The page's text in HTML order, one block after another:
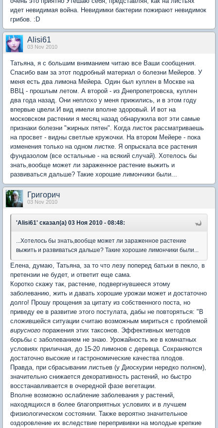
идет невидимая война. Невидимки бактерии пожирают невидимок
грибов. :D
Alisi61
03 Nov 2010
Татьяна, я с большим вниманием читаю все Ваши сообщения.
Спасибо вам за этот подробный материал о болезни Мейеров. У
меня есть два лимона Мейера. Один был куплен в Москве на
ВВЦ - прошлым летом. А второй - из Днепропетровска, куплен
два года назад. Они неплохо у меня прижились, и в этом году
впервые цвели.И вид имели вполне здоровый. И вот на
московском растении я месяц назад обнаружила вот эти самые
признаки болезни "жирных пятен". Когда листок рассматриваешь
на просвет - видны светлые кружочки. На втором Мейере - пока
изменения только на одном листке. Я опрыскала все растения
фундазолом (все остальные - на всякий случай). Хотелось бы
знать,вообще может ли зараженное растение выжить и
развиваться дальше? Такие хорошие лимончики были...
Григорич
03 Nov 2010
'Alisi61' сказал(а) 03 Ноя 2010 - 08:48:
...Хотелось бы знать,вообще может ли зараженное растение
выжить и развиваться дальше? Такие хорошие лимончики были...
Елена, думаю, Татьяна, за то что лезу поперед батьки в пекло, в
претензии не будет, и ответит еще сама.
Коротко скажу так, растение, подвергнувшееся этому
заболеванию, жить и давать хорошие урожаи может и достаточно
долго! Прошу прощения за цитату из собственного поста, но
приведу ее в развитие этого постулата, дабы не повторяться: "В
сложившейся ситуации считаю возможным мириться с проблемой
вирусного поражения этих таксонов. Эффективных методов
борьбы с заболеванием не знаю. Урожайность же в комнатных
условиях приличная, до 15-20 лимонов с деревца. Сохраняются
достаточно высокие и гастрономические качества плодов.
Правда, при сбрасывании листьев (у Диоскурии нередко полном),
значительно снижается декоративность растений, но быстро
восстанавливается в очередной фазе вегетации.
Вполне возможно ослабление заболевания у растений,
находящихся в более благоприятных условиях и в лучшем
физиологическом состоянии. Также вероятно значительное
оздоровление их вследствие перепрививки на молодые крепкие